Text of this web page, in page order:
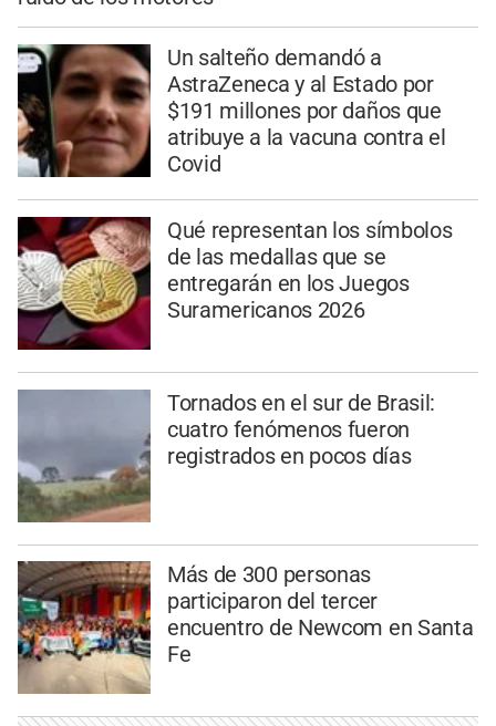
Un salteño demandó a
AstraZeneca y al Estado por
$191 millones por daños que
atribuye a la vacuna contra el
Covid
Qué representan los símbolos
de las medallas que se
entregarán en los Juegos
Suramericanos 2026
Tornados en el sur de Brasil:
cuatro fenómenos fueron
registrados en pocos días
Más de 300 personas
participaron del tercer
encuentro de Newcom en Santa
Fe